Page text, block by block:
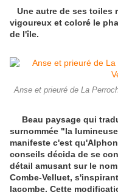
Une autre de ses toiles
vigoureux et coloré le
de l'île.
Anse et prieuré de La
Beau paysage qui
surnommée "la
manifeste c'est
conseils décida de se
détail amusant sur le
Combe-Velluet,
lacombe. Cette